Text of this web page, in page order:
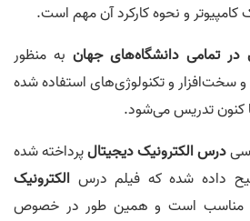
کامپیوتر و نحوه کارکرد آن مهم است.
در تمامی دانشگاه‌های جهان به منظور
و سخت‌افزار و تکنولوژی‌های استفاده شده
کنون تدریس می‌شود.
درس الکترونیک دیجیتالپرداخته شده
داده شده که فیلم درس الکترونیک
مناسب است و همین طور در خصوص